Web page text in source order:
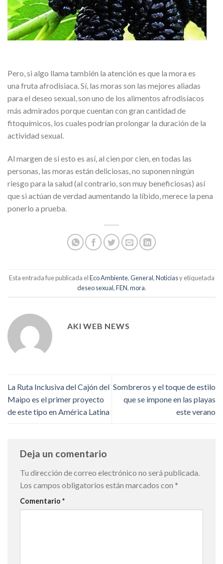
Pero, si algo llama también la atención es que la mora es
una fruta afrodisiaca. Sí, las moras son las mejores aliadas
para el deseo sexual, son uno de los alimentos afrodisíacos
más admirados porque cuentan con gran cantidad de
fitoquímicos, los cuales podrían prolongar la duración de la
actividad sexual.
Al margen de si esto es así, al cien por cien, en todas las
personas, las moras están deliciosas, no suponen ningún
riesgo para la salud (al contrario, son muy beneficiosas) así
que si actúan de verdad aumentando la líbido, merece la pena
ponerlo a prueba.
Esta entrada fue publicada elEco Ambiente,General,Noticiasy etiquetada
deseo sexual,FEN,mora.
AKI WEB NEWS
La Ruta Inclusiva del Cajón del
Maipo es el primer proyecto
de este tipo en América Latina
Sombreros y el toque de estilo
que se impone en las playas
este verano
Deja un comentario
Tu dirección de correo electrónico no será publicada.
Los campos obligatorios están marcados con *
Comentario *